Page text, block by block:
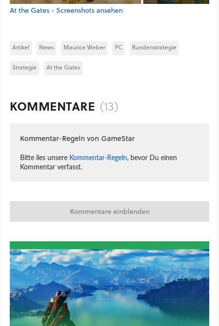
At the Gates - Screenshots ansehen
Artikel News Maurice Weber PC Rundenstrategie
Strategie At the Gates
KOMMENTARE (13)
Kommentar-Regeln von GameStar
Bitte lies unsere Kommentar-Regeln, bevor Du einen
Kommentar verfasst.
Kommentare einblenden